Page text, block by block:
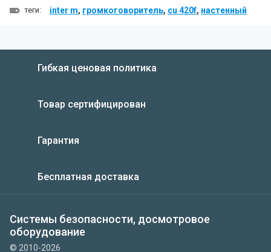
теги: inter m, громкоговоритель, cu 420f, настенный
Гибкая ценовая политика
Товар сертифицирован
Гарантия
Бесплатная доставка
Системы безопасности, досмотровое
оборудование
© 2010-2026